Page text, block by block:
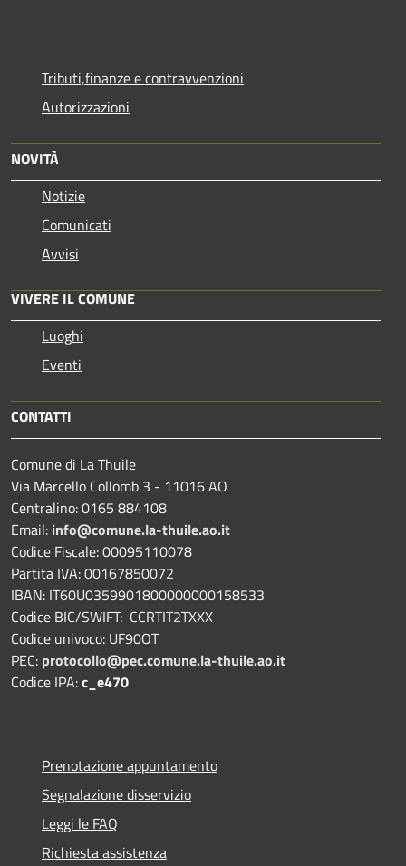
Tributi,finanze e contravvenzioni
Autorizzazioni
NOVITÀ
Notizie
Comunicati
Avvisi
VIVERE IL COMUNE
Luoghi
Eventi
CONTATTI
Comune di La Thuile
Via Marcello Collomb 3 - 11016 AO
Centralino: 0165 884108
Email: info@comune.la-thuile.ao.it
Codice Fiscale: 00095110078
Partita IVA: 00167850072
IBAN: IT60U0359901800000000158533
Codice BIC/SWIFT: CCRTIT2TXXX
Codice univoco: UF90OT
PEC: protocollo@pec.comune.la-thuile.ao.it
Codice IPA:c_e470
Prenotazione appuntamento
Segnalazione disservizio
Leggi le FAQ
Richiesta assistenza